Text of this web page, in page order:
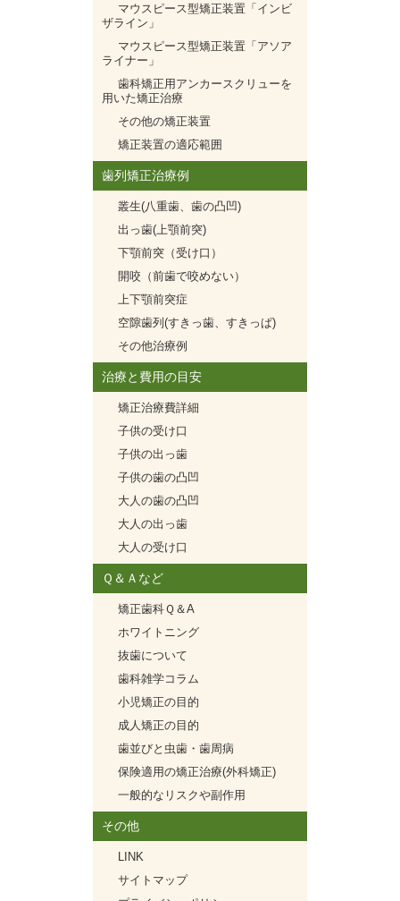
マウスピース型矯正装置「インビ
ザライン」
マウスピース型矯正装置「アソア
ライナー」
歯科矯正用アンカースクリューを
用いた矯正治療
その他の矯正装置
矯正装置の適応範囲
歯列矯正治療例
叢生(八重歯、歯の凸凹)
出っ歯(上顎前突)
下顎前突（受け口）
開咬（前歯で咬めない）
上下顎前突症
空隙歯列(すきっ歯、すきっぱ)
その他治療例
治療と費用の目安
矯正治療費詳細
子供の受け口
子供の出っ歯
子供の歯の凸凹
大人の歯の凸凹
大人の出っ歯
大人の受け口
Ｑ＆Ａなど
矯正歯科Ｑ＆A
ホワイトニング
抜歯について
歯科雑学コラム
小児矯正の目的
成人矯正の目的
歯並びと虫歯・歯周病
保険適用の矯正治療(外科矯正)
一般的なリスクや副作用
その他
LINK
サイトマップ